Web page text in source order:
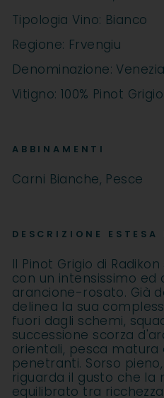
Tipologia Vino: Bianco
Regione: Frvengiu
Denominazione:
Vitigno: 100% Pinot Grigio
ABBINAMENTI
Carni Bianche, Pesce
DESCRIZIONE ESTESA
Il Pinot Grigio di
con un intensissimo ed
arancione-rosato. Già
delinea la sua
fuori dagli schemi,
successione scorza
orientali, pesca
penetranti. Sorso
riguarda il gusto che
equilibrato tra